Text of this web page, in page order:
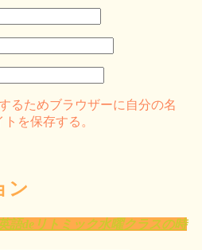
るためブラウザーに自分の名
を保存する。
ン
語deリトミック水曜クラスの時